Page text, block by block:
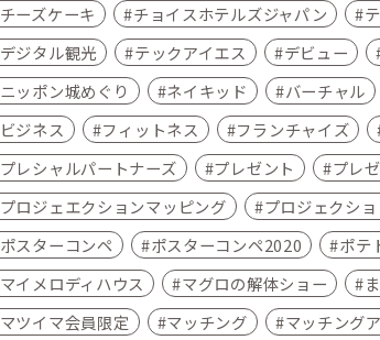
チーズケーキ
チョイスホテルズジャパン
デジタル観光
テックアイエス デビュー
ニッポン城めぐり
ネイキッド バーチャル
ビジネス
フィットネス フランチャイズ
プレシャルパートナーズ
プレゼント プレ
プロジェエクションマッピング
プロジェクシ
ポスターコンペ
ポスターコンペ2020 ポテ
マイメロディハウス
マグロの解体ショー
マツイマ会員限定
マッチング マッチング